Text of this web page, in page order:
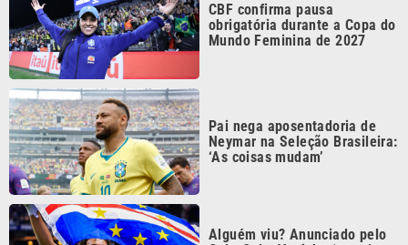
CBF confirma pausa
obrigatória durante a Copa do
Mundo Feminina de 2027
Pai nega aposentadoria de
Neymar na Seleção Brasileira:
‘As coisas mudam’
Alguém viu? Anunciado pelo